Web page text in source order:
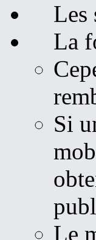
Les
La
Si
Le